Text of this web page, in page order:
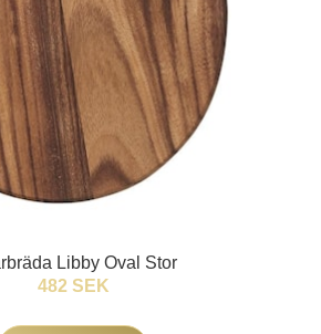
Libby Oval Stor
482 SEK